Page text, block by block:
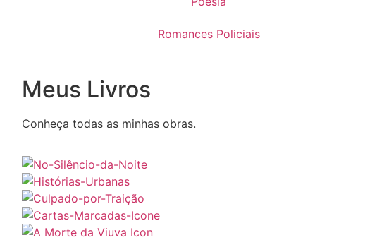
Romances Policiais
Meus Livros
Conheça todas as minhas obras.